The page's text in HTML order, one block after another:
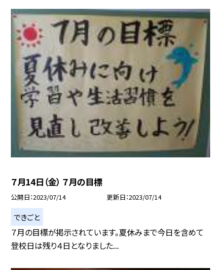
７月14日（金） ７月の目標
公開日 2023/07/14 更新日 2023/07/14
できごと
７月の目標が掲示されています。夏休みまで今日を含めて
登校日は残り４日となりました...